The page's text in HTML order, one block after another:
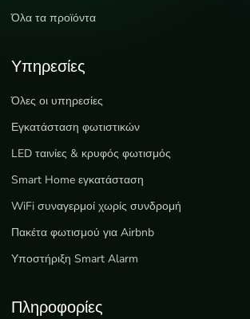
Όλα τα προϊόντα
Υπηρεσίες
Όλες οι υπηρεσίες
Εγκατάσταση φωτιστικών
LED ταινίες & κρυφός φωτισμός
Smart Home εγκατάσταση
WiFi συναγερμοί χωρίς συνδρομή
Πακέτα φωτισμού για Airbnb
Υποστήριξη Smart Alarm
Πληροφορίες